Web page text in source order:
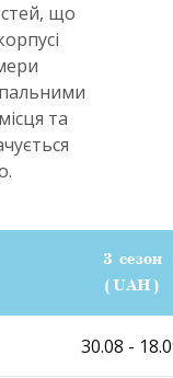
що
та
3 сезон
(UAH)
30.08 -